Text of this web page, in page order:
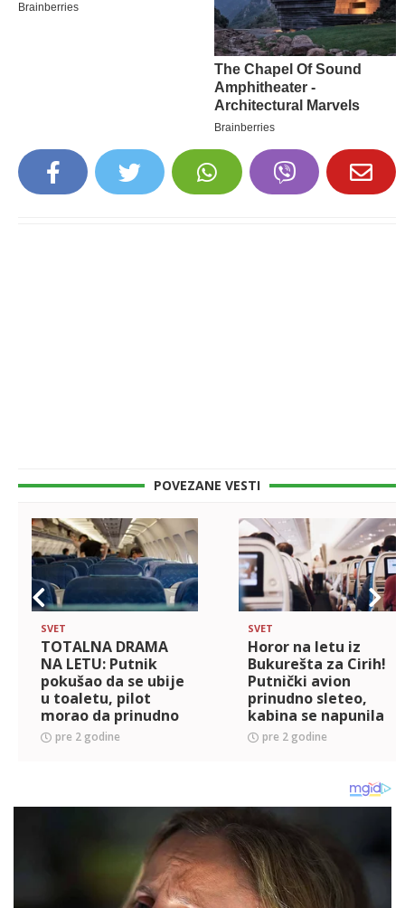
POVEZANE VESTI
SVET
TOTALNA DRAMA
NA LETU: Putnik
pokušao da se ubije
u toaletu, pilot
morao da prinudno
sleti, stjuardese
zatekle JEZIVU
pre 2 godine
SVET
Horor na letu iz
Bukurešta za Cirih!
Putnički avion
prinudno sleteo,
kabina se napunila
dimom IMA MRTVIH!
pre 2 godine